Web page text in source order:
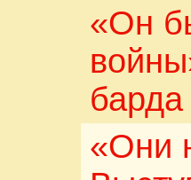
«Он
«Они